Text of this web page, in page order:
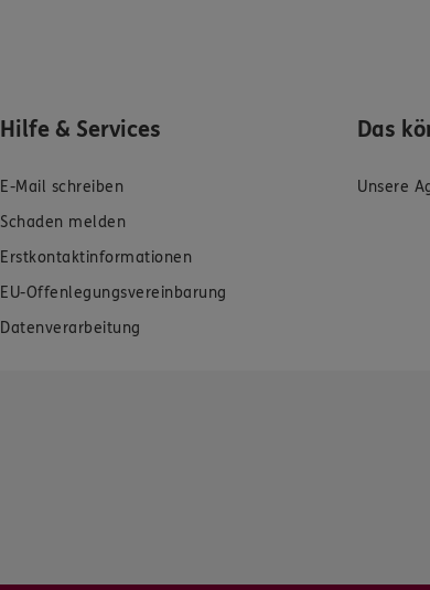
Hilfe & Services
E-Mail schreiben
Schaden melden
Erstkontaktinformationen
EU-Offenlegungsvereinbarung
Datenverarbeitung
Das
Unsere